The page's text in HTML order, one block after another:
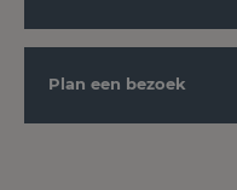
Plan een bezoek